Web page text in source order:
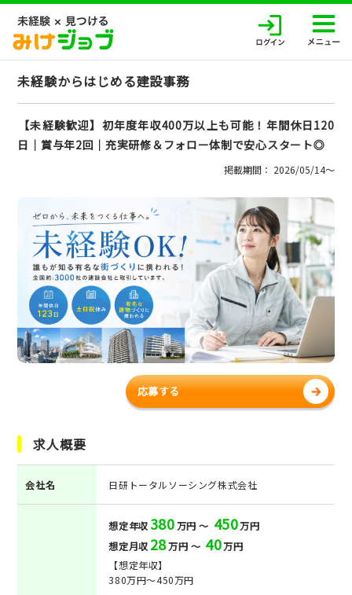
未経験からはじめる建設事務
【未経験歓迎】初年度年収400万以上も可能！年間休日120
日│賞与年2回│充実研修＆フォロー体制で安心スタート◎
掲載期間： 2026/05/14〜
応募する
求人概要
会社名 日研トータルソーシング株式会社
想定年収380万円 ～ 450万円
想定月収 28万円 ～ 40万円
【想定年収】
380万円～450万円